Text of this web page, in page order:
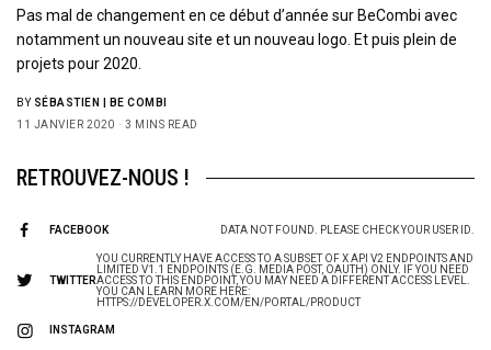
Pas mal de changement en ce début d’année sur BeCombi avec
notamment un nouveau site et un nouveau logo. Et puis plein de
projets pour 2020.
BY SÉBASTIEN | BE COMBI
11 JANVIER 2020
3 MINS READ
RETROUVEZ-NOUS !
FACEBOOK DATA NOT FOUND. PLEASE CHECK YOUR USER ID.
TWITTER
YOU CURRENTLY HAVE ACCESS TO A SUBSET OF X API V2 ENDPOINTS AND
LIMITED V1.1 ENDPOINTS (E.G. MEDIA POST, OAUTH) ONLY. IF YOU NEED
ACCESS TO THIS ENDPOINT, YOU MAY NEED A DIFFERENT ACCESS LEVEL.
YOU CAN LEARN MORE HERE:
HTTPS://DEVELOPER.X.COM/EN/PORTAL/PRODUCT
INSTAGRAM